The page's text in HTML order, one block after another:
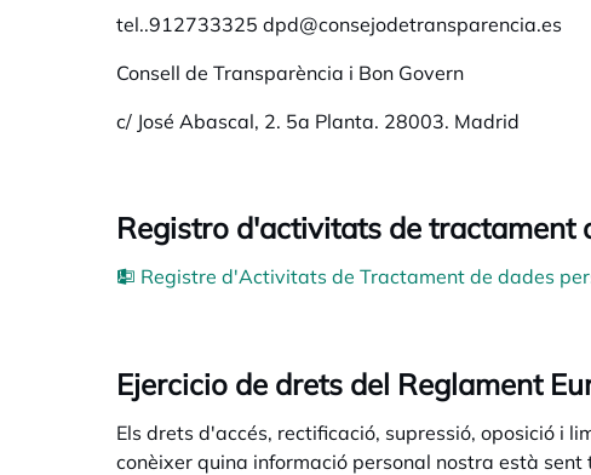
tel..912733325 dpd@consejodetransparencia.es
Consell de Transparència i Bon Govern
c/ José Abascal, 2. 5a Planta. 28003. Madrid
Registro d'activitats de tractament
Registre d'Activitats de Tractament de dades
Ejercicio de drets del Reglament
Els drets d'accés, rectificació, supressió, oposició i
conèixer quina informació personal nostra està